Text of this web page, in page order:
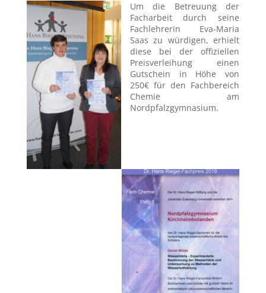
Um die Betreuung der
Facharbeit durch seine
Fachlehrerin Eva-Maria
Saas zu würdigen, erhielt
diese bei der offiziellen
Preisverleihung einen
Gutschein in Höhe von
250€ für den Fachbereich
Chemie am
Nordpfalzgymnasium.